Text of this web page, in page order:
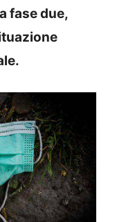
fase due,